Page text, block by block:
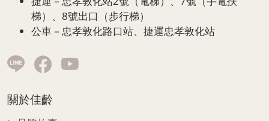
梯）、8號出口（步行梯）
公車－忠孝敦化路口站、捷運忠孝敦化站
關於佳齡